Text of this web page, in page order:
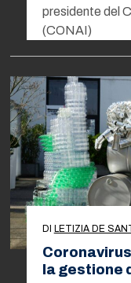
presidente del
(CONAI)
DI LETIZIA DE
la gestione